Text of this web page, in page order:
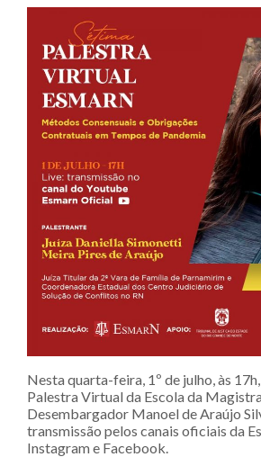
Nesta quarta-feira, 1º de julho, às
Palestra Virtual da Escola da
Desembargador Manoel de Araújo
transmissão pelos canais oficiais da
Instagram e Facebook.